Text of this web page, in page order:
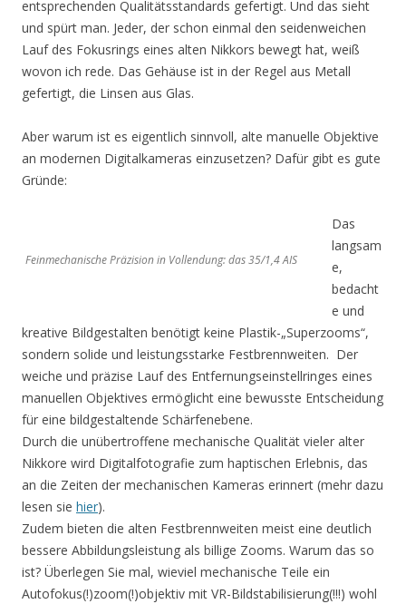
entsprechenden Qualitätsstandards gefertigt. Und das sieht
und spürt man. Jeder, der schon einmal den seidenweichen
Lauf des Fokusrings eines alten Nikkors bewegt hat, weiß
wovon ich rede. Das Gehäuse ist in der Regel aus Metall
gefertigt, die Linsen aus Glas.
Aber warum ist es eigentlich sinnvoll, alte manuelle Objektive
an modernen Digitalkameras einzusetzen? Dafür gibt es gute
Gründe:
Feinmechanische Präzision in Vollendung: das 35/1,4 AIS
Das
langsam
e,
bedacht
e und
kreative Bildgestalten benötigt keine Plastik-„Superzooms“,
sondern solide und leistungsstarke Festbrennweiten. Der
weiche und präzise Lauf des Entfernungseinstellringes eines
manuellen Objektives ermöglicht eine bewusste Entscheidung
für eine bildgestaltende Schärfenebene.
Durch die unübertroffene mechanische Qualität vieler alter
Nikkore wird Digitalfotografie zum haptischen Erlebnis, das
an die Zeiten der mechanischen Kameras erinnert (mehr dazu
lesen sie hier).
Zudem bieten die alten Festbrennweiten meist eine deutlich
bessere Abbildungsleistung als billige Zooms. Warum das so
ist? Überlegen Sie mal, wieviel mechanische Teile ein
Autofokus(!)zoom(!)objektiv mit VR-Bildstabilisierung(!!!) wohl